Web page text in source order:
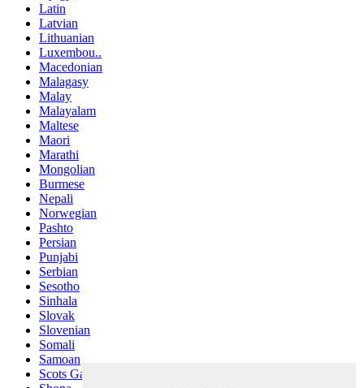
Latin
Latvian
Lithuanian
Luxembou..
Macedonian
Malagasy
Malay
Malayalam
Maltese
Maori
Marathi
Mongolian
Burmese
Nepali
Norwegian
Pashto
Persian
Punjabi
Serbian
Sesotho
Sinhala
Slovak
Slovenian
Somali
Samoan
Scots Gaelic